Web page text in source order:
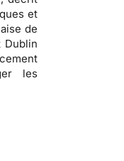
et
de
les